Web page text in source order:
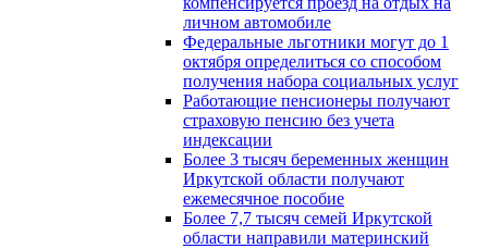
личном автомобиле
Федеральные льготники могут до 1
октября определиться со способом
получения набора социальных услуг
Работающие пенсионеры получают
страховую пенсию без учета
индексации
Более 3 тысяч беременных женщин
Иркутской области получают
ежемесячное пособие
Более 7,7 тысяч семей Иркутской
области направили материнский